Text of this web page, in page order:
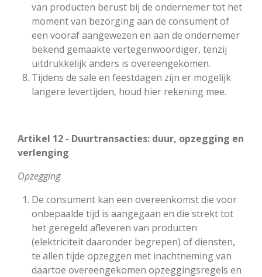
van producten berust bij de ondernemer tot het
moment van bezorging aan de consument of
een vooraf aangewezen en aan de ondernemer
bekend gemaakte vertegenwoordiger, tenzij
uitdrukkelijk anders is overeengekomen.
Tijdens de sale en feestdagen zijn er mogelijk
langere levertijden, houd hier rekening mee.
Artikel 12 - Duurtransacties: duur, opzegging en
verlenging
Opzegging
De consument kan een overeenkomst die voor
onbepaalde tijd is aangegaan en die strekt tot
het geregeld afleveren van producten
(elektriciteit daaronder begrepen) of diensten,
te allen tijde opzeggen met inachtneming van
daartoe overeengekomen opzeggingsregels en